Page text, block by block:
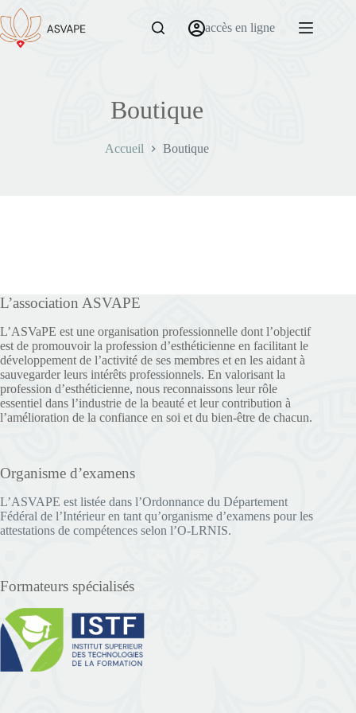
accès en ligne
Boutique
Accueil Boutique
L’association ASVAPE
L’ASVaPE est une organisation professionnelle dont l’objectif
est de promouvoir la profession d’esthéticienne en facilitant le
développement de l’activité de ses membres et en les aidant à
sauvegarder leurs intérêts professionnels. En valorisant la
profession d’esthéticienne, nous reconnaissons leur rôle
essentiel dans l’industrie de la beauté et leur contribution à
l’amélioration de la confiance en soi et du bien-être de chacun.
Organisme d’examens
L’ASVAPE est listée dans l’Ordonnance du Département
Fédéral de l’Intérieur en tant qu’organisme d’examens pour les
attestations de compétences selon l’O-LRNIS.
Formateurs spécialisés